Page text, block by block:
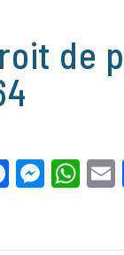
de
Facebook